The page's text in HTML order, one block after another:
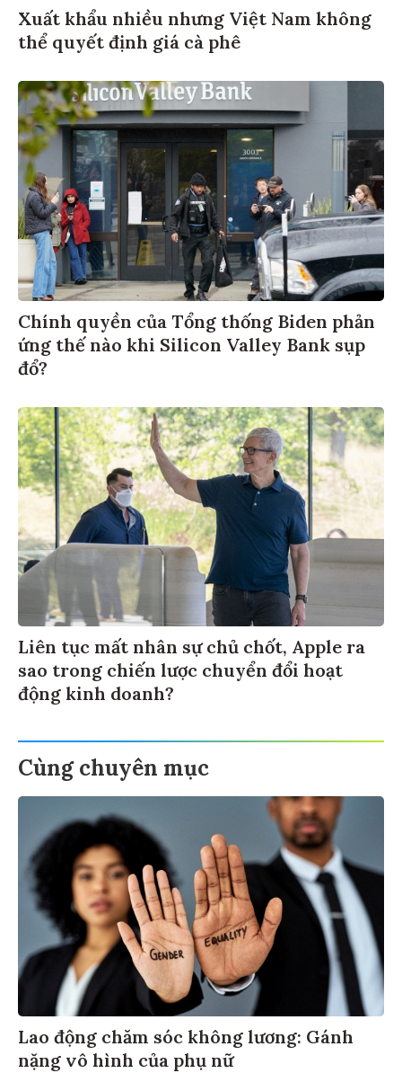
Xuất khẩu nhiều nhưng Việt Nam không
thể quyết định giá cà phê
Chính quyền của Tổng thống Biden phản
ứng thế nào khi Silicon Valley Bank sụp
đổ?
Liên tục mất nhân sự chủ chốt, Apple ra
sao trong chiến lược chuyển đổi hoạt
động kinh doanh?
Cùng chuyên mục
Lao động chăm sóc không lương: Gánh
nặng vô hình của phụ nữ